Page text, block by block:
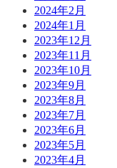
2024年2月
2024年1月
2023年12月
2023年11月
2023年10月
2023年9月
2023年8月
2023年7月
2023年6月
2023年5月
2023年4月